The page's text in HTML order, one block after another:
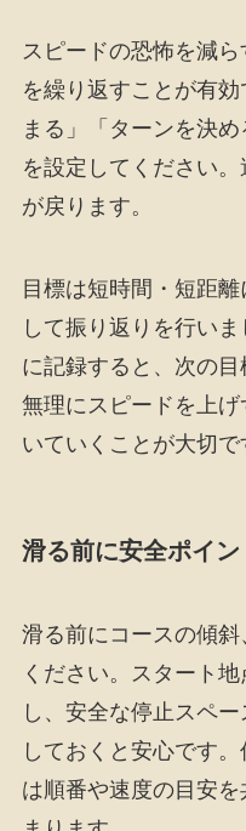
スピードの恐怖を減
を繰り返すことが有
まる」「ターンを決
を設定してください
が戻ります。
目標は短時間・短距
して振り返りを行い
に記録すると、次の目
無理にスピードを上
いていくことが大切で
滑る前に安全ポイ
滑る前にコースの傾
ください。スタート
し、安全な停止スペ
しておくと安心です
は順番や速度の目安